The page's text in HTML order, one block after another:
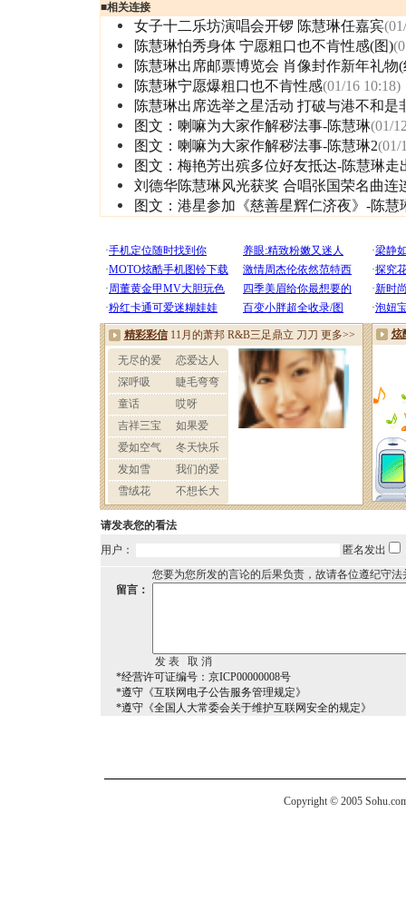
■相关连接
女子十二乐坊演唱会开锣 陈慧琳任嘉宾
陈慧琳怕秀身体 宁愿粗口也不肯性感(图)
陈慧琳出席邮票博览会 肖像封作新年礼物
陈慧琳宁愿爆粗口也不肯性感(01/16 10:18)
陈慧琳出席选举之星活动 打破与港不和是
图文：喇嘛为大家作解秽法事-陈慧琳(01/
图文：喇嘛为大家作解秽法事-陈慧琳2(01/
图文：梅艳芳出殡多位好友抵达-陈慧琳走
刘德华陈慧琳风光获奖 合唱张国荣名曲连
图文：港星参加《慈善星辉仁济夜》-陈慧
请发表您的看法
用户：
匿名发出
您要为您所发的言论的后果负责，故请各位遵纪守
留言：
*经营许可证编号：京ICP00000008号
*遵守《互联网电子公告服务管理规定》
*遵守《全国人大常委会关于维护互联网安全的规定》
Copyright © 2005